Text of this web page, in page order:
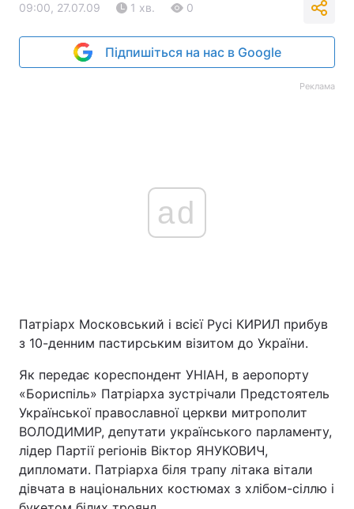
09:00, 27.07.09 1 хв. 0
Підпишіться на нас в Google
Реклама
ad
Патріарх Московський і всієї Русі КИРИЛ прибув
з 10-денним пастирським візитом до України.
Як передає кореспондент УНІАН, в аеропорту
«Бориспіль» Патріарха зустрічали Предстоятель
Української православної церкви митрополит
ВОЛОДИМИР, депутати українського парламенту,
лідер Партії регіонів Віктор ЯНУКОВИЧ,
дипломати. Патріарха біля трапу літака вітали
дівчата в національних костюмах з хлібом-сіллю і